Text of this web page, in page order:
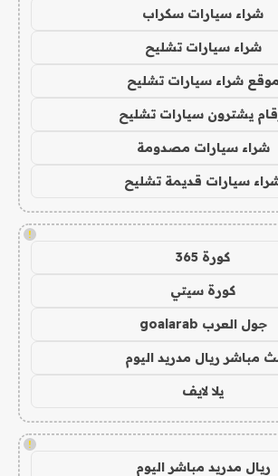
شراء سيارات سكراب
شراء سيارات تشليح
موقع شراء سيارات تشليح
يشترون سيارات تشليح
شراء سيارات مصدومة
سيارات قديمة تشليح
!
كورة 365
كورة سيتي
جول العرب goalarab
مباشر ريال مدريد اليوم
يلا لايف
!
ريال مدريد مباشر اليوم